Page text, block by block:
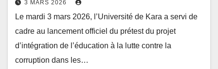
Le mardi 3 mars 2026, l’Université de Kara a servi de
cadre au lancement officiel du prétest du projet
d’intégration de l’éducation à la lutte contre la
corruption dans les…